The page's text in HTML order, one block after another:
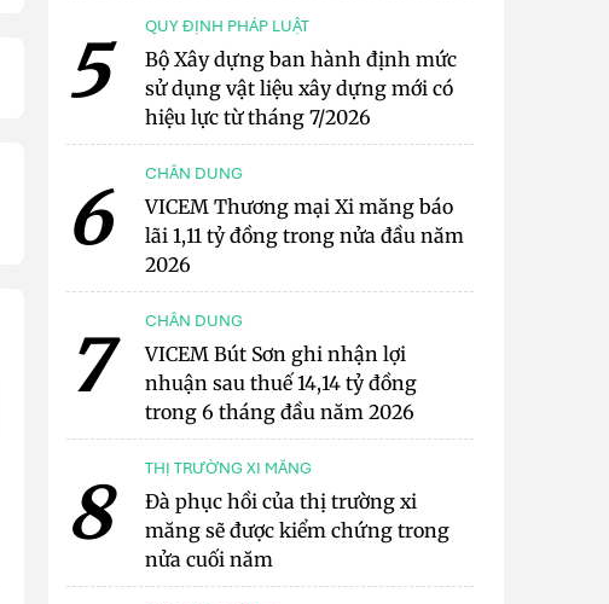
5 QUY ĐỊNH PHÁP LUẬT
Bộ Xây dựng ban hành định mức
sử dụng vật liệu xây dựng mới có
hiệu lực từ tháng 7/2026
6 CHÂN DUNG
VICEM Thương mại Xi măng báo
lãi 1,11 tỷ đồng trong nửa đầu năm
2026
7 CHÂN DUNG
VICEM Bút Sơn ghi nhận lợi
nhuận sau thuế 14,14 tỷ đồng
trong 6 tháng đầu năm 2026
8 THỊ TRƯỜNG XI MĂNG
Đà phục hồi của thị trường xi
măng sẽ được kiểm chứng trong
nửa cuối năm